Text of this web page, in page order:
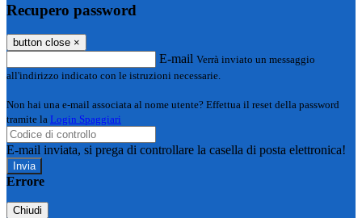
Recupero password
button close ×
E-mail Verrà inviato un messaggio
all'indirizzo indicato con le istruzioni necessarie.
Non hai una e-mail associata al nome utente? Effettua il reset della password
tramite la Login Spaggiari
E-mail inviata, si prega di controllare la casella di posta elettronica!
Errore
Chiudi